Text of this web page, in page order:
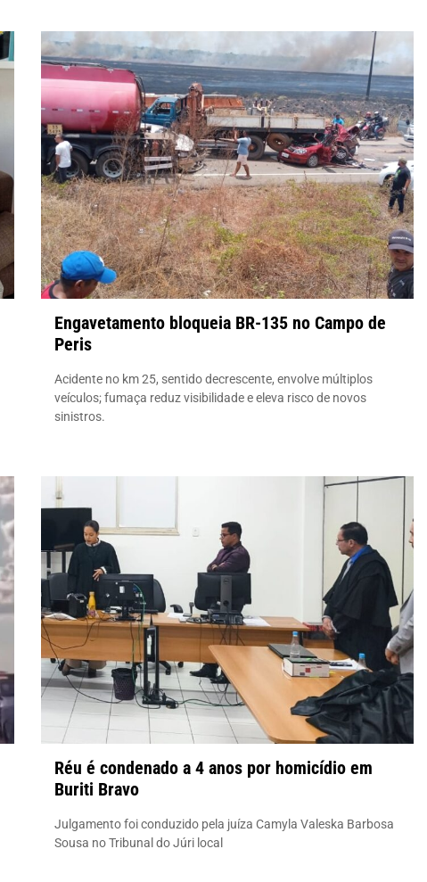
Engavetamento bloqueia BR-135 no Campo de
Peris
Acidente no km 25, sentido decrescente, envolve múltiplos
veículos; fumaça reduz visibilidade e eleva risco de novos
sinistros.
Réu é condenado a 4 anos por homicídio em
Buriti Bravo
Julgamento foi conduzido pela juíza Camyla Valeska Barbosa
Sousa no Tribunal do Júri local